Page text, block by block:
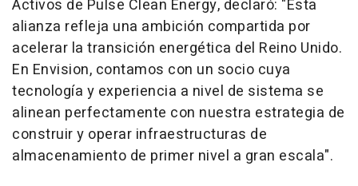
Activos de Pulse Clean Energy, declaró: "Esta
alianza refleja una ambición compartida por
acelerar la transición energética del Reino Unido.
En Envision, contamos con un socio cuya
tecnología y experiencia a nivel de sistema se
alinean perfectamente con nuestra estrategia de
construir y operar infraestructuras de
almacenamiento de primer nivel a gran escala".